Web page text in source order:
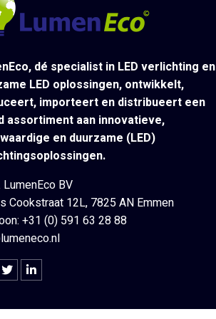
dé specialist in LED verlichting en
LED oplossingen, ontwikkelt,
importeert en distribueert een
assortiment aan innovatieve,
en duurzame (LED)
LumenEco BV
Cookstraat 12L, 7825 AN Emmen
+31 (0) 591 63 28 88